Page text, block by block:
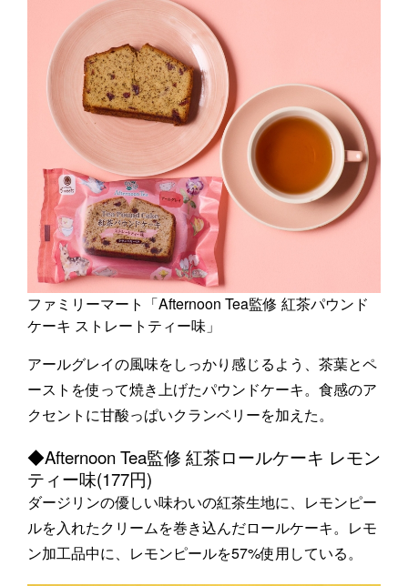
ファミリーマート「Afternoon Tea監修 紅茶パウンド
ケーキ ストレートティー味」
アールグレイの風味をしっかり感じるよう、茶葉とペ
ーストを使って焼き上げたパウンドケーキ。食感のア
クセントに甘酸っぱいクランベリーを加えた。
◆Afternoon Tea監修 紅茶ロールケーキ レモン
ティー味(177円)
ダージリンの優しい味わいの紅茶生地に、レモンピー
ルを入れたクリームを巻き込んだロールケーキ。レモ
ン加工品中に、レモンピールを57%使用している。